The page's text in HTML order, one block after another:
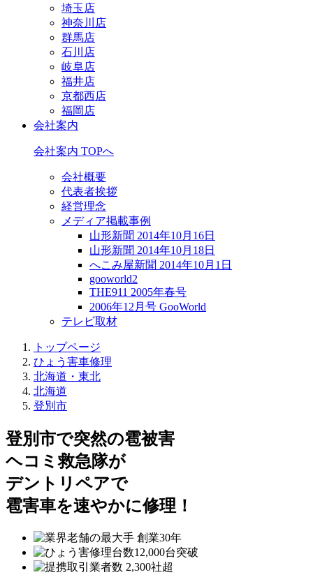
埼玉店
神奈川店
群馬店
石川店
岐阜店
福井店
京都西店
福岡店
会社案内
会社案内 TOPへ
会社概要
代表者挨拶
経営理念
メディア掲載事例
山形新聞 2014年10月16日
山形新聞 2014年10月18日
へこみ屋新聞 2014年10月1日
gooworld2
THE911 2005年春号
2006年12月号 GooWorld
テレビ取材
トップページ
ひょう害車修理
北海道・東北
北海道
登別市
登別市で突然の雹被害
ヘコミ救急隊が
デントリペアで
雹害車を速やかに修理！